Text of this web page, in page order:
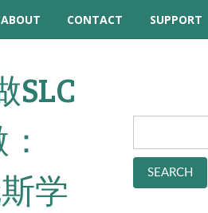
ABOUT CONTACT
SUPPORT
FORUM
SLC
学